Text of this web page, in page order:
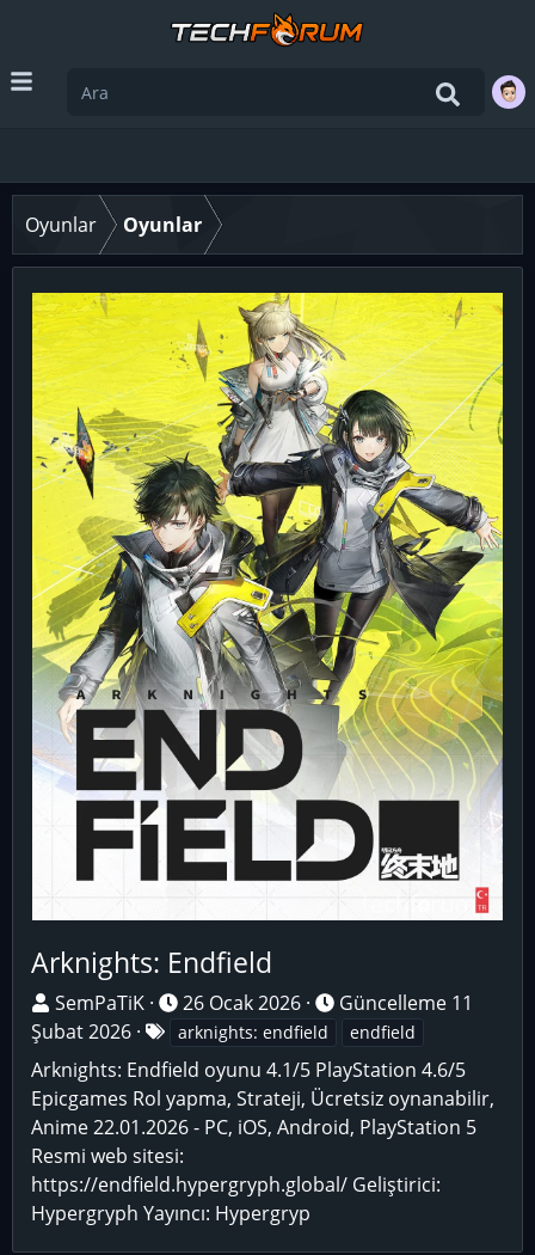
Oyunlar Oyunlar
Arknights: Endfield
O
y
u
n
u
e
SemPaTiK
T
a
r
h
ö
26 Ocak 2026 Güncelleme 11
Şubat 2026
E
t
k
e
t
e
arknights: endfield endfield
Arknights: Endfield oyunu 4.1/5 PlayStation 4.6/5
Epicgames Rol yapma, Strateji, Ücretsiz oynanabilir,
Anime 22.01.2026 - PC, iOS, Android, PlayStation 5
Resmi web sitesi:
https://endfield.hypergryph.global/ Geliştirici:
Hypergryph Yayıncı: Hypergryp